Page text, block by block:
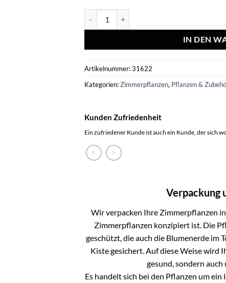
IN DEN
Artikelnummer:31622
Kategorien:Zimmerpflanzen, Pflanzen &
Kunden Zufriedenheit
Ein zufriedener Kunde ist auch ein Kunde, der sich
Verpackung
Wir verpacken Ihre Zimmerpflanzen
Zimmerpflanzen konzipiert ist. Die
geschützt, die auch die Blumenerde im
Kiste gesichert. Auf diese Weise wird
gesund, sondern
Es handelt sich bei den Pflanzen um